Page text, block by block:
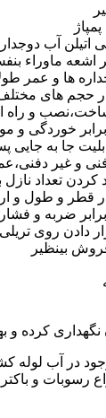
اتیلن آب
اشعه ماوراء
ها و عمر
حجم های
و راه
خوردگی و
جا به
و غیر
کردن تعداد نازل
قطر و طول و
برابر ضربه و
دادن روی
بینظیر
کرده و
در آب
رسوبات و